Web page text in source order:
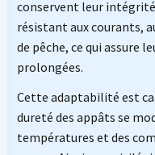
conservent leur
résistant aux courants,
de pêche, ce qui assure
prolongées.
Cette adaptabilité est
dureté des appâts se
températures et des